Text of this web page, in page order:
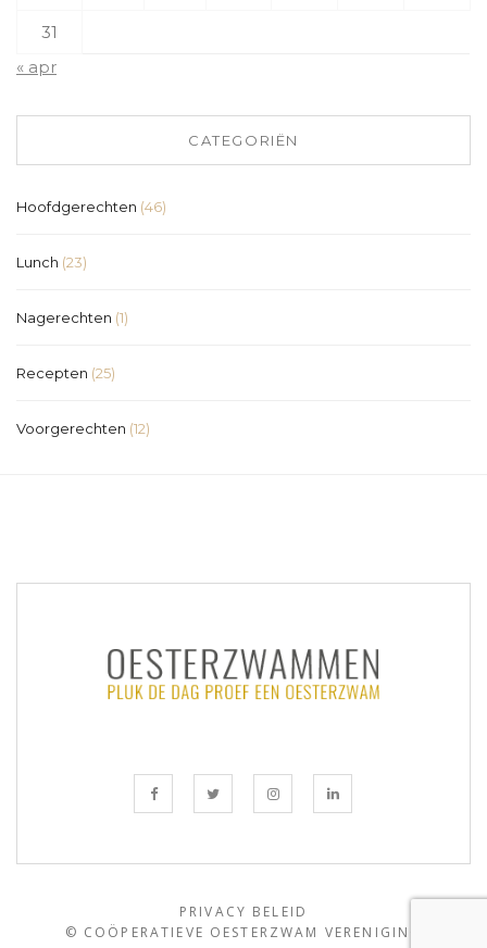
31
« apr
CATEGORIËN
Hoofdgerechten (46)
Lunch (23)
Nagerechten (1)
Recepten (25)
Voorgerechten (12)
PRIVACY BELEID
© COÖPERATIEVE OESTERZWAM VERENIGING